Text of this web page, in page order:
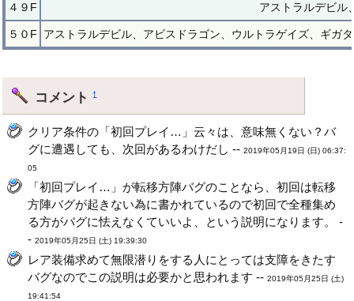
４９F アストラルデビル
５０F アストラルデビル、アビスドラゴン、ウルトラゲイズ、ギガ
コメント†
クリア条件の「初回プレイ…」云々は、意味無くない？バ
グに遭遇しても、次回があるわけだし --2019年05月19日 (日) 06:37:
05
「初回プレイ…」が転移方陣バグのことなら、初回は転移
方陣バグが起きない為に書かれているので初回で全種集め
る方がバグに怯えなくていいよ、という説明になります。 -
-2019年05月25日 (土) 19:39:30
レア装備求めて無限潜りをする人にとっては支障をきたす
バグなのでこの説明は必要かと思われます --2019年05月25日 (土)
19:41:54